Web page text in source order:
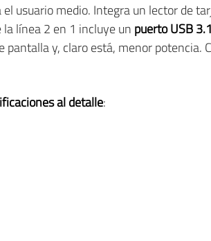
usuario medio. Integra un lector de
línea 2 en 1 incluye un puerto USB
pantalla y, claro está, menor potencia.
al detalle: